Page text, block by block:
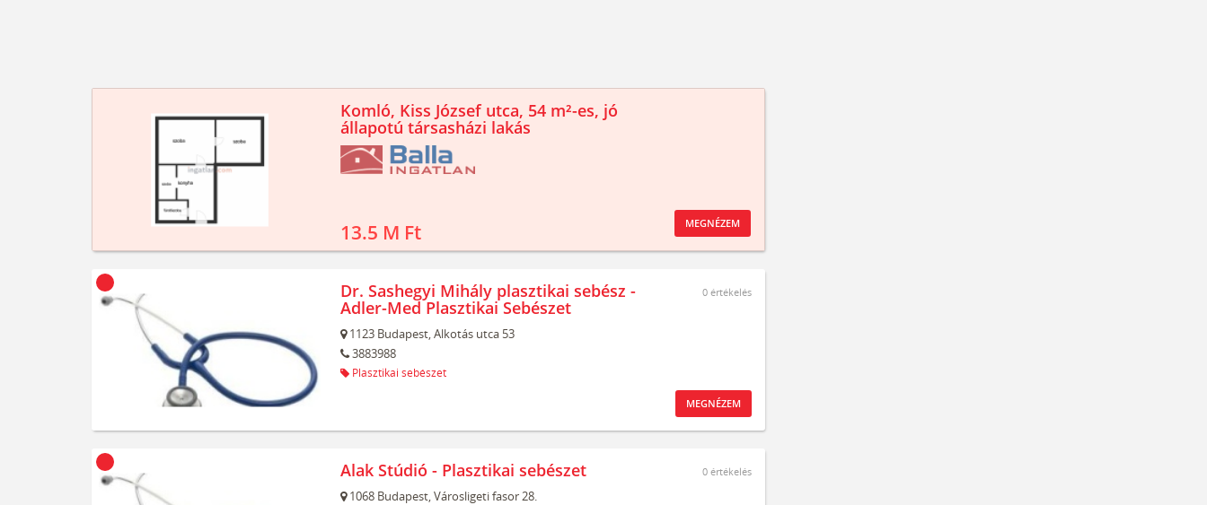
Komló, Kiss József utca, 54 m²-es, jó
állapotú társasházi lakás
13.5 M Ft MEGNÉZEM
Dr. Sashegyi Mihály plasztikai sebész -
Adler-Med Plasztikai Sebészet
1123 Budapest,Alkotás utca 53
3883988
Plasztikai sebészet
0 értékelés
MEGNÉZEM
Alak Stúdió - Plasztikai sebészet
1068 Budapest,Városligeti fasor 28.
0 értékelés